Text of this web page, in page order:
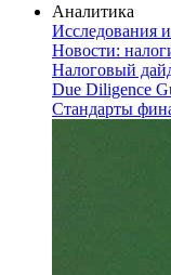
Аналитика
Исследования
Новости:
Налоговый
Due Diligence
Стандарты